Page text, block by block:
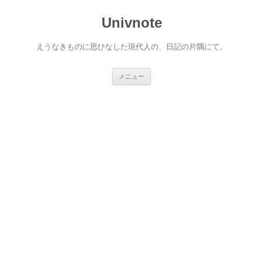
Univnote
えうなきものに思ひなした現代人の、日記の片隅にて。
メニュー